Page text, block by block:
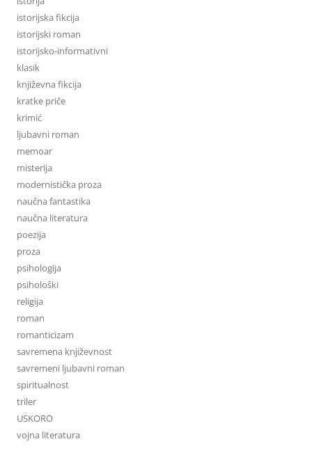
istorijska fikcija
istorijski roman
istorijsko-informativni
klasik
književna fikcija
kratke priče
krimić
ljubavni roman
memoar
misterija
modernistička proza
naučna fantastika
naučna literatura
poezija
proza
psihologija
psihološki
religija
roman
romanticizam
savremena književnost
savremeni ljubavni roman
spiritualnost
triler
USKORO
vojna literatura